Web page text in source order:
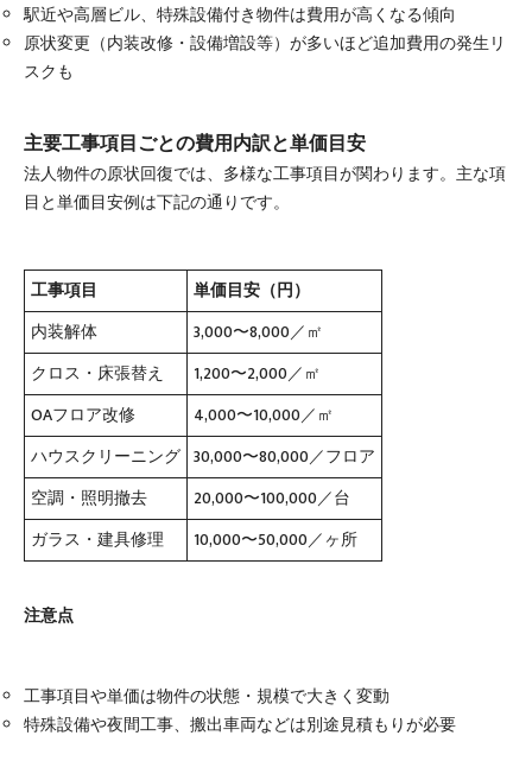
駅近や高層ビル、特殊設備付き物件は費用が高くなる傾向
原状変更（内装改修・設備増設等）が多いほど追加費用の発生リ
スクも
主要工事項目ごとの費用内訳と単価目安
法人物件の原状回復では、多様な工事項目が関わります。主な項
目と単価目安例は下記の通りです。
工事項目
単価目安（円）
内装解体
3,000〜8,000／㎡
クロス・床張替え
1,200〜2,000／㎡
OAフロア改修
4,000〜10,000／㎡
ハウスクリーニング 30,000〜80,000／フロア
空調・照明撤去
20,000〜100,000／台
ガラス・建具修理
10,000〜50,000／ヶ所
注意点
工事項目や単価は物件の状態・規模で大きく変動
特殊設備や夜間工事、搬出車両などは別途見積もりが必要